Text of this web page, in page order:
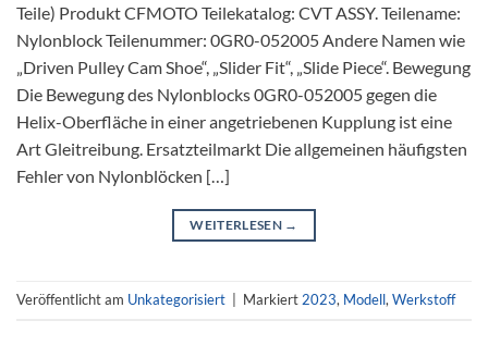
Teile) Produkt CFMOTO Teilekatalog: CVT ASSY. Teilename:
Nylonblock Teilenummer: 0GR0-052005 Andere Namen wie
„Driven Pulley Cam Shoe“, „Slider Fit“, „Slide Piece“. Bewegung
Die Bewegung des Nylonblocks 0GR0-052005 gegen die
Helix-Oberfläche in einer angetriebenen Kupplung ist eine
Art Gleitreibung. Ersatzteilmarkt Die allgemeinen häufigsten
Fehler von Nylonblöcken […]
WEITERLESEN →
Veröffentlicht am Unkategorisiert Markiert2023, Modell,Werkstoff